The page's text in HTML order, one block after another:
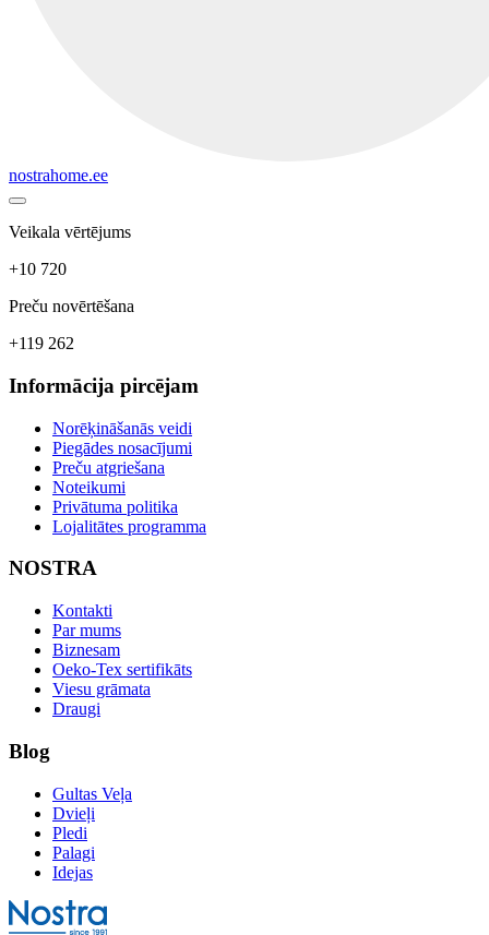
nostrahome.ee
Veikala vērtējums
+10 720
Preču novērtēšana
+119 262
Informācija pircējam
Norēķināšanās veidi
Piegādes nosacījumi
Preču atgriešana
Noteikumi
Privātuma politika
Lojalitātes programma
NOSTRA
Kontakti
Par mums
Biznesam
Oeko-Tex sertifikāts
Viesu grāmata
Draugi
Blog
Gultas Veļa
Dvieļi
Pledi
Palagi
Idejas